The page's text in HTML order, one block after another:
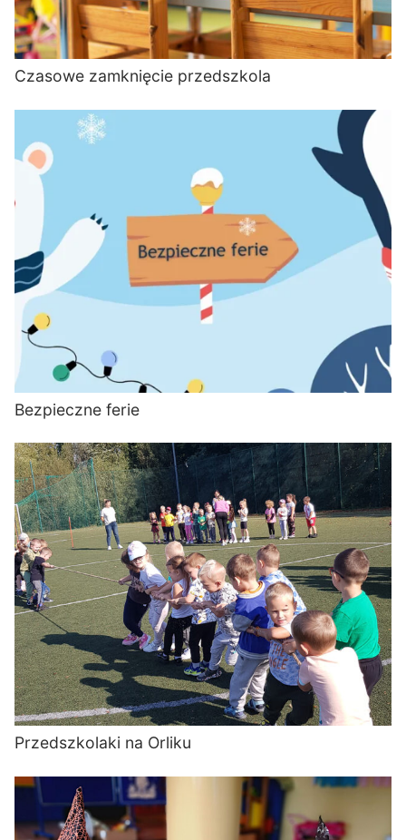
Czasowe zamknięcie przedszkola
Bezpieczne ferie
Przedszkolaki na Orliku